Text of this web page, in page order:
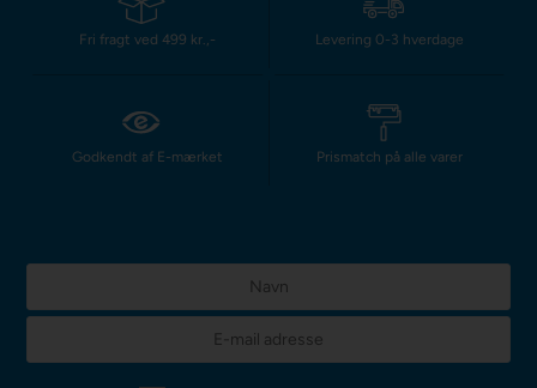
Fri fragt ved 499 kr.,- Levering 0-3 hverdage
Godkendt af E-mærket Prismatch på alle varer